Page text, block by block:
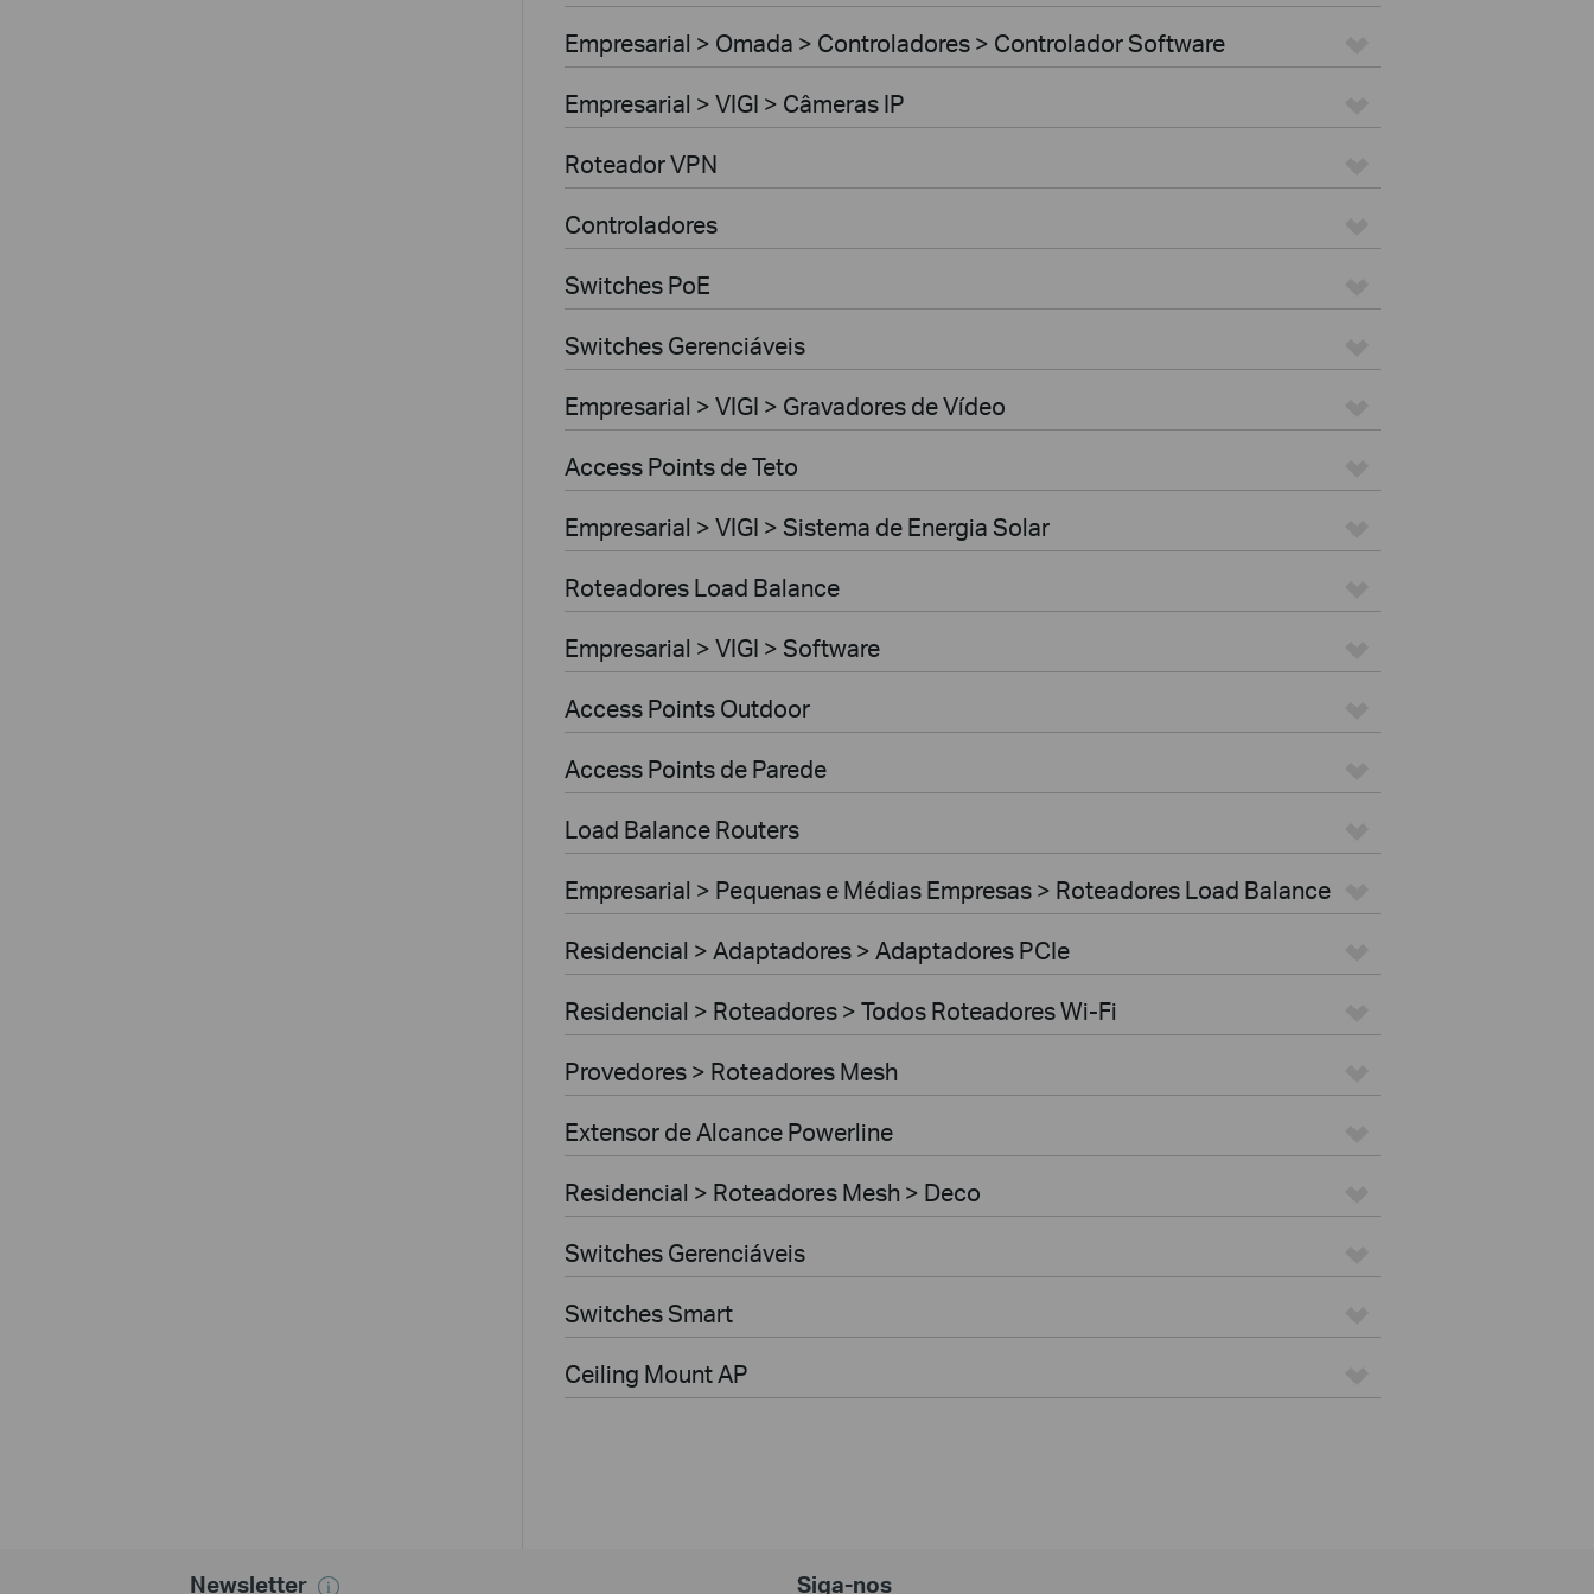
Empresarial > Omada > Controladores > Controlador Software
Empresarial > VIGI > Câmeras IP
Roteador VPN
Controladores
Switches PoE
Switches Gerenciáveis
Empresarial > VIGI > Gravadores de Vídeo
Access Points de Teto
Empresarial > VIGI > Sistema de Energia Solar
Roteadores Load Balance
Empresarial > VIGI > Software
Access Points Outdoor
Access Points de Parede
Load Balance Routers
Empresarial > Pequenas e Médias Empresas > Roteadores Load Balance
Residencial > Adaptadores > Adaptadores PCIe
Residencial > Roteadores > Todos Roteadores Wi-Fi
Provedores > Roteadores Mesh
Extensor de Alcance Powerline
Residencial > Roteadores Mesh > Deco
Switches Gerenciáveis
Switches Smart
Ceiling Mount AP
Newsletter Siga-nos